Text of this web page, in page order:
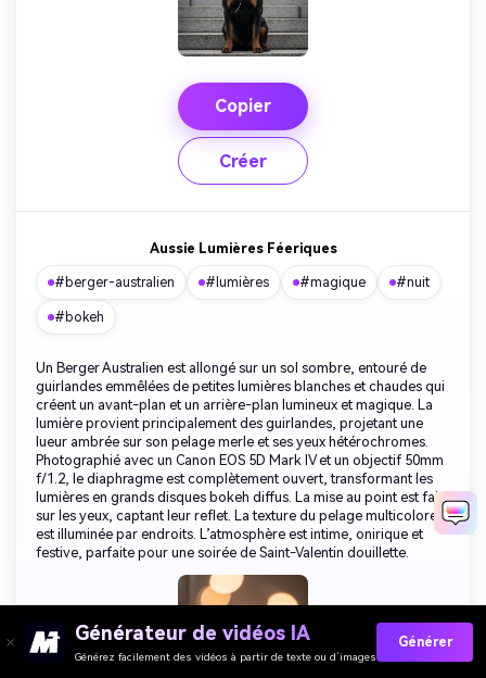
Copier
Créer
Aussie Lumières Féeriques
#berger-australien #lumières #magique #nuit
#bokeh
Un Berger Australien est allongé sur un sol sombre, entouré de
guirlandes emmêlées de petites lumières blanches et chaudes qui
créent un avant-plan et un arrière-plan lumineux et magique. La
lumière provient principalement des guirlandes, projetant une
lueur ambrée sur son pelage merle et ses yeux hétérochromes.
Photographié avec un Canon EOS 5D Mark IV et un objectif 50mm
f/1.2, le diaphragme est complètement ouvert, transformant les
lumières en grands disques bokeh diffus. La mise au point est faite
sur les yeux, captant leur reflet. La texture du pelage multicolore
est illuminée par endroits. L’atmosphère est intime, onirique et
festive, parfaite pour une soirée de Saint-Valentin douillette.
Générateur de vidéos IA
Générez facilement des vidéos à partir de texte ou d’images
Générer